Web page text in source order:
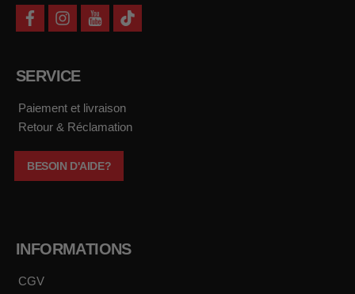
f
a
b
o
k
i
n
a
g
a
m
y
o
t
i
SERVICE
Paiement et livraison
Retour & Réclamation
BESOIN D'AIDE?
INFORMATIONS
CGV